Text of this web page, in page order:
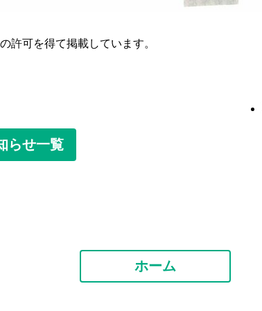
許可を得て掲載しています。
らせ一覧
ホーム